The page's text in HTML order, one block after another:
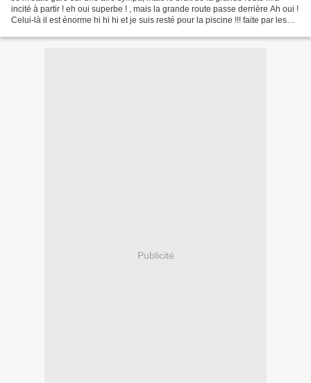
incité à partir ! eh oui superbe ! , mais la grande route passe derrière Ah oui !
Celui-là il est énorme hi hi hi et je suis resté pour la piscine !!! faite par les
Publicité